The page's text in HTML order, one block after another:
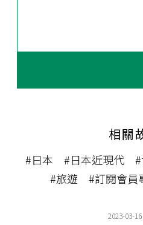
相關
#日本 #日本近現代
#旅遊
#訂閱會員
2023-03-16